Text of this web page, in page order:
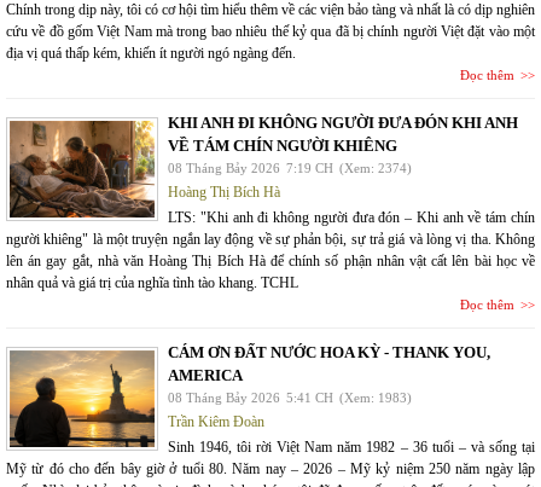
Chính trong dịp này, tôi có cơ hội tìm hiểu thêm về các viện bảo tàng và nhất là có dịp nghiên
cứu về đồ gốm Việt Nam mà trong bao nhiêu thế kỷ qua đã bị chính người Việt đặt vào một
địa vị quá thấp kém, khiến ít người ngó ngàng đến.
Đọc thêm
KHI ANH ĐI KHÔNG NGƯỜI ĐƯA ĐÓN KHI ANH
VỀ TÁM CHÍN NGƯỜI KHIÊNG
08 Tháng Bảy 2026 7:19 CH (Xem: 2374)
Hoàng Thị Bích Hà
LTS: "Khi anh đi không người đưa đón – Khi anh về tám chín
người khiêng" là một truyện ngắn lay động về sự phản bội, sự trả giá và lòng vị tha. Không
lên án gay gắt, nhà văn Hoàng Thị Bích Hà để chính số phận nhân vật cất lên bài học về
nhân quả và giá trị của nghĩa tình tào khang. TCHL
Đọc thêm
CÁM ƠN ĐẤT NƯỚC HOA KỲ - THANK YOU,
AMERICA
08 Tháng Bảy 2026 5:41 CH (Xem: 1983)
Trần Kiêm Đoàn
Sinh 1946, tôi rời Việt Nam năm 1982 – 36 tuổi – và sống tại
Mỹ từ đó cho đến bây giờ ở tuổi 80. Năm nay – 2026 – Mỹ kỷ niệm 250 năm ngày lập